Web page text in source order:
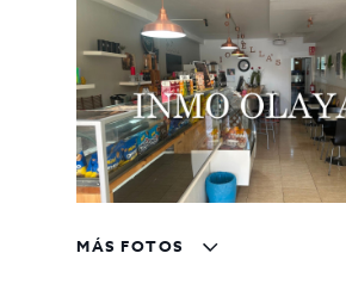
Precio del traspaso
MÁS FOTOS